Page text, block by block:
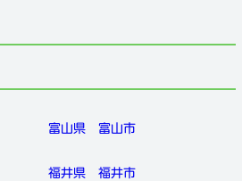
富山県 富山市
福井県 福井市